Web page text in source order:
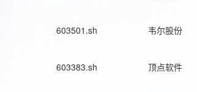
603501.sh 韦尔股份
603383.sh 顶点软件